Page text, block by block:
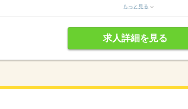
もっと見る
求人詳細を見る